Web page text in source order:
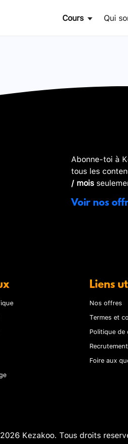
Cours Qui
Abonne-toi à
tous les
/ mois
Voir nos
Liens
Nos offres
Termes et
Politique
Recrutement
Foire aux
Kezakoo. Tous droits